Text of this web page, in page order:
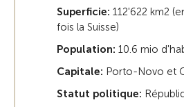
Superficie: 112'622 km2
fois la Suisse)
Population: 10.6 mio
Capitale: Porto-Novo et
Statut politique: